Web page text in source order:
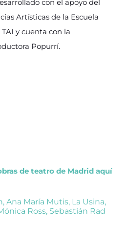
con el apoyo del
Artísticas de la Escuela
y cuenta con la
Popurrí.
de teatro de Madrid aquí
, Ana María Mutis, La Usina,
Ross, Sebastián Rad